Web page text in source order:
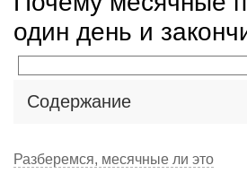
один день и
Содержание
Разберемся, месячные ли это